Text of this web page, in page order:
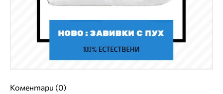
Коментари (0)